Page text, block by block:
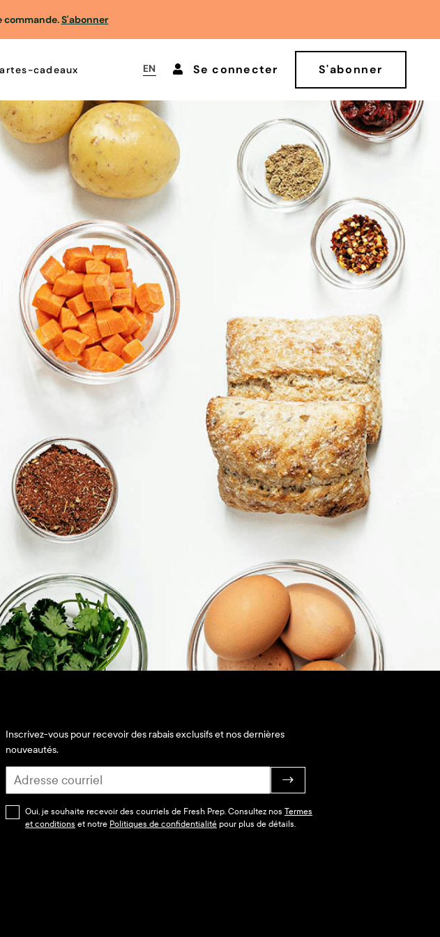
commande.S'abonner
cadeaux EN Se connecter S'abonner
Inscrivez-vous pour recevoir des rabais exclusifs et nos dernières
nouveautés.
→
Oui, je souhaite recevoir des courriels de Fresh Prep. Consultez nos Termes
et conditions et notre Politiques de confidentialitépour plus de détails.